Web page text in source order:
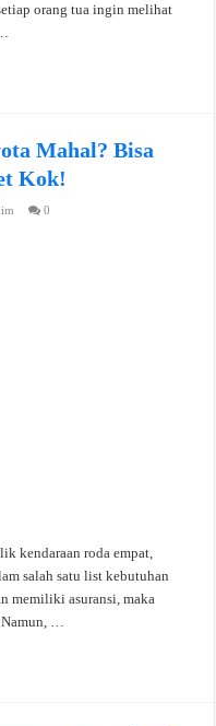
orang tua ingin melihat
Mahal? Bisa
Kok!
0
kendaraan roda empat,
salah satu list kebutuhan
memiliki asuransi, maka
Namun, …